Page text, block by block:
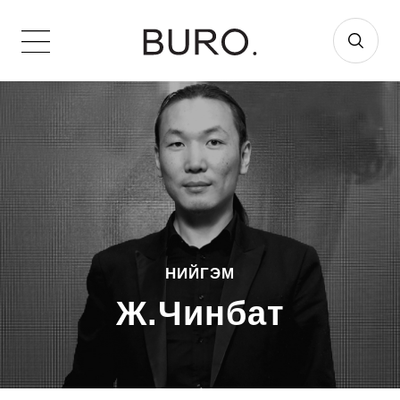
НИЙГЭМ
Ж.Чинбат